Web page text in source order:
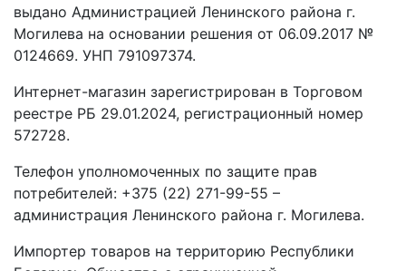
выдано Администрацией Ленинского района г.
Могилева на основании решения от 06.09.2017 №
0124669. УНП 791097374.
Интернет-магазин зарегистрирован в Торговом
реестре РБ 29.01.2024, регистрационный номер
572728.
Телефон уполномоченных по защите прав
потребителей: +375 (22) 271-99-55 –
администрация Ленинского района г. Могилева.
Импортер товаров на территорию Республики